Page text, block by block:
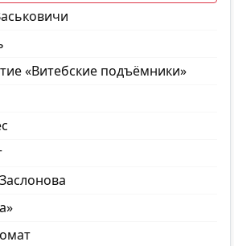
«Витебские подъёмники»